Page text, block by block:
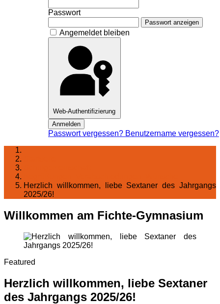
Passwort
Passwort anzeigen
Angemeldet bleiben
Web-Authentifizierung
Anmelden
Passwort vergessen? Benutzername vergessen?
Herzlich willkommen, liebe Sextaner des Jahrgangs
2025/26!
Willkommen am Fichte-Gymnasium
Featured
Herzlich willkommen, liebe Sextaner
des Jahrgangs 2025/26!